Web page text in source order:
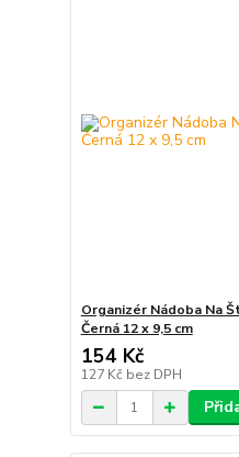
Organizér Nádoba Na
Černá 12 x 9,5 cm
154 Kč
127 Kč bez DPH